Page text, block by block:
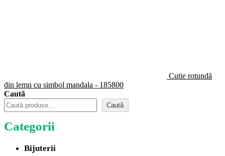
Cutie rotundă
din lemn cu simbol mandala - 185800
Caută
Caută
Categorii
Bijuterii